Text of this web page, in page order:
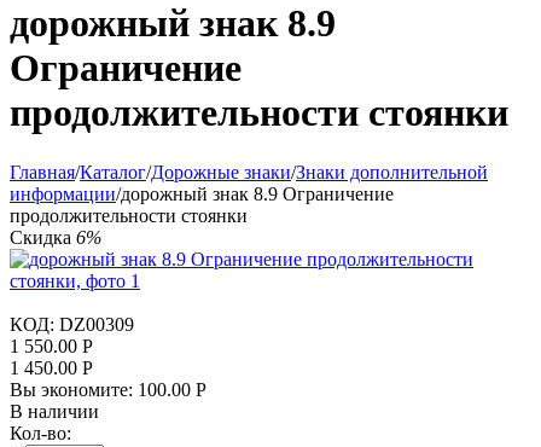
дорожный знак 8.9
Ограничение
продолжительности стоянки
Главная/Каталог/Дорожные знаки/Знаки дополнительной
информации/дорожный знак 8.9 Ограничение
продолжительности стоянки
Скидка 6%
КОД: DZ00309
1 550.00 Р
1 450.00 Р
Вы экономите: 100.00 Р
В наличии
Кол-во: